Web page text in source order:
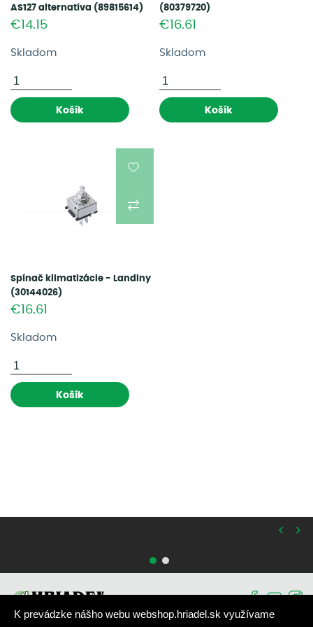
AS127 alternatíva (89815614)
€14.15
Skladom
Košík
(80379720)
€16.61
Skladom
Košík
Spínač klimatizácie - Landiny
(30144026)
€16.61
Skladom
Košík
>
<
K prevádzke nášho webu webshop.hriadel.sk využívame